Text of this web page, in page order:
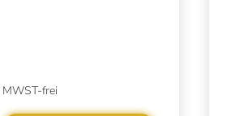
MWST-frei